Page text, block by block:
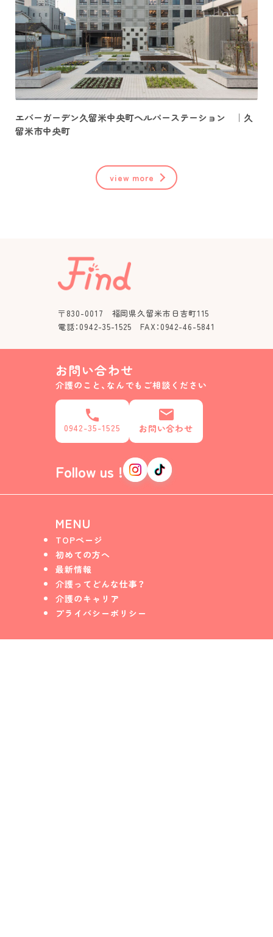
エバーガーデン久留米中央町ヘルパーステーション ｜久
留米市中央町
view more
〒830-0017 福岡県久留米市日吉町115
電話：0942-35-1525 FAX：0942-46-5841
MENU
TOPページ
初めての方へ
最新情報
介護ってどんな仕事？
介護のキャリア
プライバシーポリシー
お問い合わせ
介護のこと、なんでもご相談ください
0942-35-1525 お問い合わせ
Follow us !